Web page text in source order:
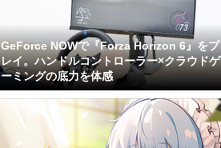
GeForce NOWで『Forza Horizon 6』をプ
レイ。ハンドルコントローラー×クラウドゲ
ーミングの底力を体感